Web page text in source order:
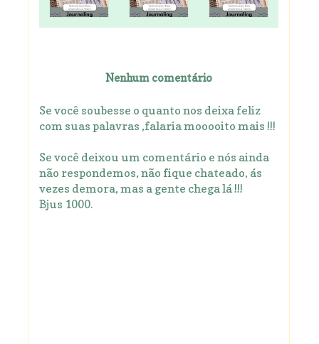
Nenhum comentário
Se você soubesse o quanto nos deixa feliz
com suas palavras ,falaria mooooito mais !!!
Se você deixou um comentário e nós ainda
não respondemos, não fique chateado, ás
vezes demora, mas a gente chega lá !!!
Bjus 1000.